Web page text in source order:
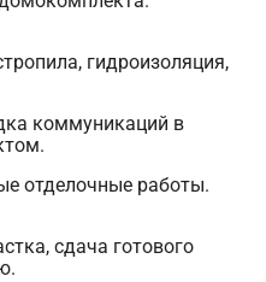
гидроизоляция,
коммуникаций в
отделочные работы.
сдача готового